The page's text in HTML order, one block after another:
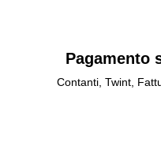
Pagamento
Contanti, Twint,